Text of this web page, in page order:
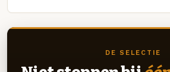
DE SELECTIE